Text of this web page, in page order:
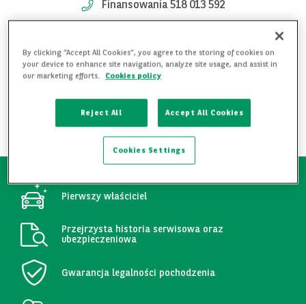
Zobacz
wszystkie zdjęcia
Finansowania 518 013 592
Finansowania 518 013 747
KONTAKT W SPRAWIE OFERTY
DODAJ DO ULUBIONYCH
POBIERZ PDF
Pierwszy właściciel
Przejrzysta historia serwisowa oraz
ubezpieczeniowa
Gwarancja legalności pochodzenia
By clicking “Accept All Cookies”, you agree to the storing of cookies on
your device to enhance site navigation, analyze site usage, and assist in
our marketing efforts.
Cookies policy
Reject All Accept All Cookies
Cookies Settings